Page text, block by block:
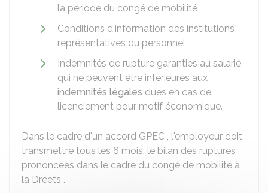
la période du congé de mobilité
Conditions d'information des institutions
représentatives du personnel
Indemnités de rupture garanties au salarié,
qui ne peuvent être inférieures aux
indemnités légales dues en cas de
licenciement pour motif économique.
Dans le cadre d'un accord GPEC , l'employeur doit
transmettre tous les 6 mois, le bilan des ruptures
prononcées dans le cadre du congé de mobilité à
la Dreets .